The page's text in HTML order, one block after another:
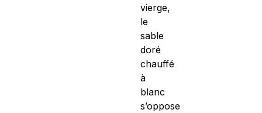
vierge,
le
sable
doré
chauffé
à
blanc
s’oppose